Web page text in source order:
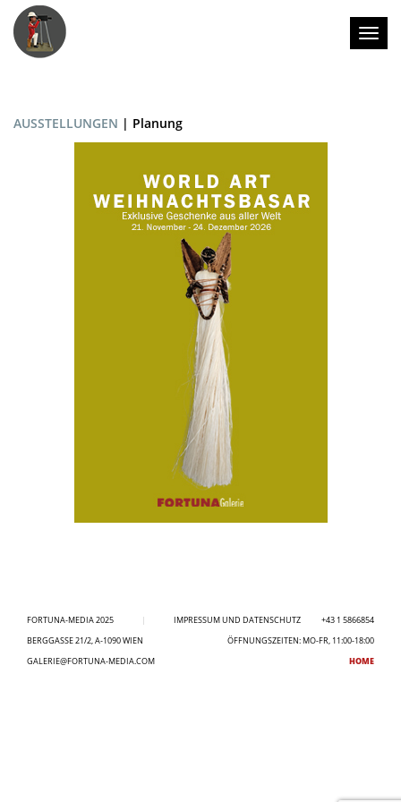
AUSSTELLUNGEN | Planung
FORTUNA-MEDIA 2025 | IMPRESSUM UND DATENSCHUTZ
+43 1 5866854
BERGGASSE 21/2, A-1090 WIEN
ÖFFNUNGSZEITEN: MO-FR, 11:00-18:00
GALERIE@FORTUNA-MEDIA.COM
HOME